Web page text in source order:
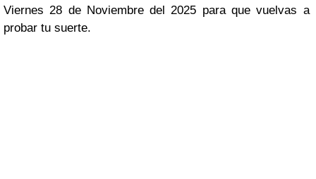
Viernes 28 de Noviembre del 2025 para que vuelvas a
probar tu suerte.